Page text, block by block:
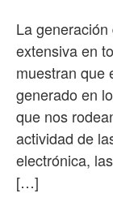
La
extensiva en
muestran que
generado en
que nos
actividad de
electrónica,
[…]